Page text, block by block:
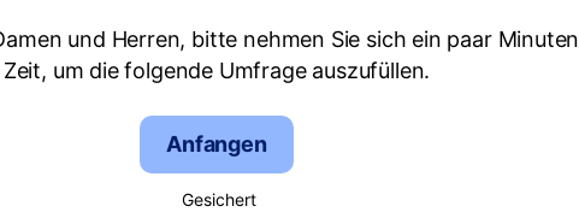
und Herren, bitte nehmen Sie sich ein paar Minuten
Zeit, um die folgende Umfrage auszufüllen.
Anfangen
Gesichert